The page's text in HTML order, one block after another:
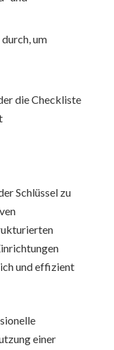
um
die Checkliste
Schlüssel zu
und effizient
einer